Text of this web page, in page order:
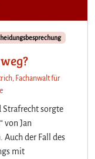
Fachanwalt für
z
t
d
Strafrecht sorgte
von Jan
der Fall des
mit